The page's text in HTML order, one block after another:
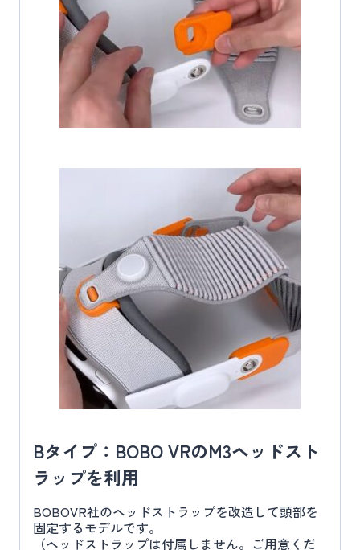
Bタイプ：BOBO VRのM3ヘッドスト
ラップを利用
BOBOVR社のヘッドストラップを改造して頭部を
固定するモデルです。
（ヘッドストラップは付属しません。ご用意くだ